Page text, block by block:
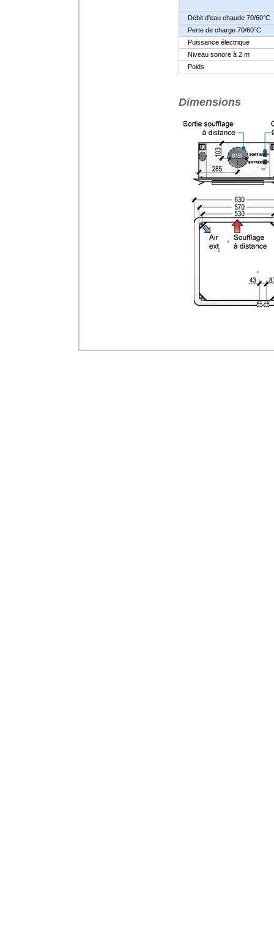
Débit d’eau chaude 70/60°C
Perte de charge 70/60°C
Puissance électrique
Niveau sonore à 2 m
Poids
Dimensions